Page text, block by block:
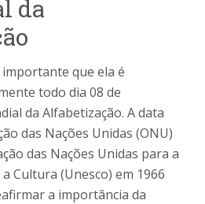
da
que ela é
todo dia 08 de
da Alfabetização. A data
das Nações Unidas (ONU)
das Nações Unidas para a
a Cultura (Unesco) em 1966
a importância da